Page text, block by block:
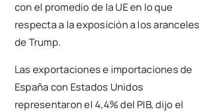
con el promedio de la UE en lo que
respecta a la exposición a los aranceles
de Trump.
Las exportaciones e importaciones de
España con Estados Unidos
representaron el 4,4% del PIB, dijo el